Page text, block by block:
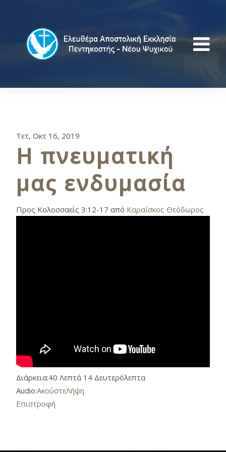
Τετ, Οκτ 16, 2019
Η πνευματική
μας ενδυμασία
Προς Κολοσσαείς 3:12-17 από Καραΐσκος Θεόδωρος
Διάρκεια:40 Λεπτά 14 Δευτερόλεπτα
Audio:ΑκούστεΛήψη
Επιστροφή